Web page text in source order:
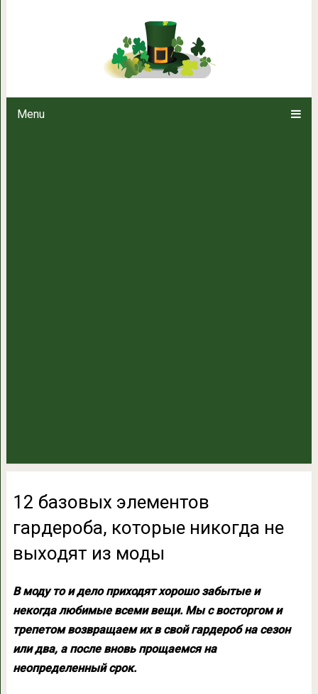
Menu
12 базовых элементов
12 базовых элементов
гардероба, которые никогда не
выходят из моды
В моду то и дело приходят хорошо забытые и
некогда любимые всеми вещи. Мы с восторгом и
трепетом возвращаем их в свой гардероб на сезон
или два, а после вновь прощаемся на
неопределенный срок.